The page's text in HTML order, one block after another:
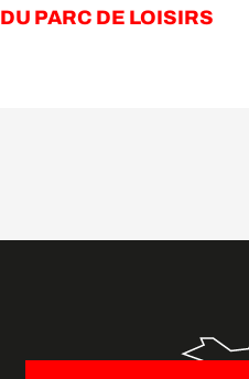
DU PARC DE LOISIRS